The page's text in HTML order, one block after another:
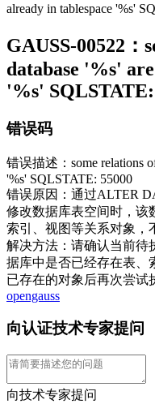
already in tablespace '%s'
GAUSS-00522：
database '%s'
'%s' SQLSTATE:
错误码
错误描述：some relations
'%s' SQLSTATE: 55000
错误原因：通过ALTER
修改数据库表空间时，该
索引、视图等关系对象，
解决方法：请确认当前待
据库中是否已经存在表、
已存在的对象后再次尝试
opengauss
向认证技术专家提问
向技术专家提问